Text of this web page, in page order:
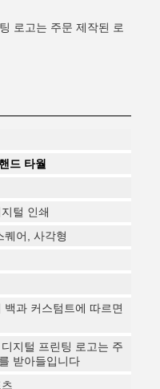
로고는 주문 제작된 로
드 타월
털 인쇄
퀘어, 사각형
백과 커스텀트에 따르면
지털 프린팅 로고는 주
받아들입니다